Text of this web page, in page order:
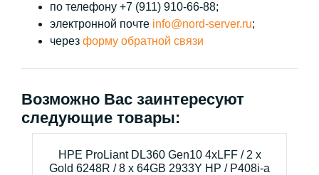
по телефону +7 (911) 910-66-88;
электронной почте info@nord-server.ru;
через форму обратной связи
Возможно Вас заинтересуют
следующие товары:
HPE ProLiant DL360 Gen10 4xLFF / 2 x
Gold 6248R / 8 x 64GB 2933Y HP / P408i-a